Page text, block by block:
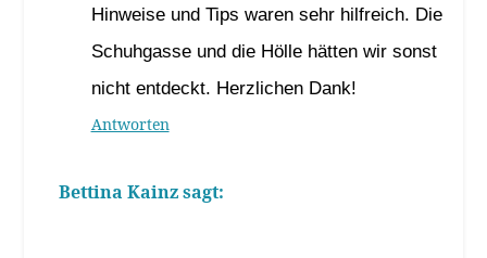
Hinweise und Tips waren sehr hilfreich. Die
Schuhgasse und die Hölle hätten wir sonst
nicht entdeckt. Herzlichen Dank!
Antworten
Bettina Kainz sagt: